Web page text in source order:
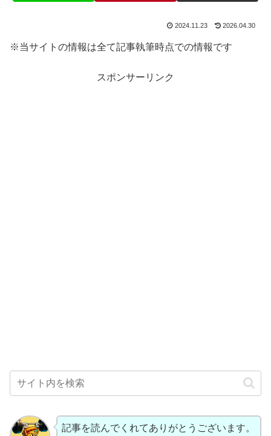
2024.11.23 2026.04.30
※当サイトの情報は全て記事執筆時点での情報です
スポンサーリンク
記事を読んでくれてありがとうございます。